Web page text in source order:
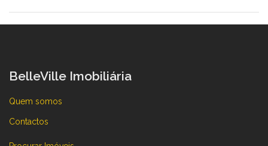
BelleVille Imobiliária
Quem somos
Contactos